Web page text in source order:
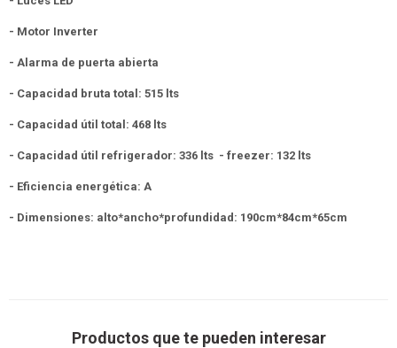
- Motor Inverter
- Alarma de puerta abierta
- Capacidad bruta total: 515 lts
- Capacidad útil total: 468 lts
- Capacidad útil refrigerador: 336 lts - freezer: 132 lts
- Eficiencia energética: A
- Dimensiones: alto*ancho*profundidad: 190cm*84cm*65cm
Productos que te pueden interesar